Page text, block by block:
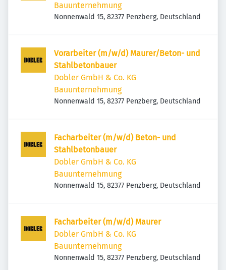
Bauunternehmung
Nonnenwald 15, 82377 Penzberg, Deutschland
Vorarbeiter (m/w/d) Maurer/Beton- und
Stahlbetonbauer
Dobler GmbH & Co. KG
Bauunternehmung
Nonnenwald 15, 82377 Penzberg, Deutschland
Facharbeiter (m/w/d) Beton- und
Stahlbetonbauer
Dobler GmbH & Co. KG
Bauunternehmung
Nonnenwald 15, 82377 Penzberg, Deutschland
Facharbeiter (m/w/d) Maurer
Dobler GmbH & Co. KG
Bauunternehmung
Nonnenwald 15, 82377 Penzberg, Deutschland